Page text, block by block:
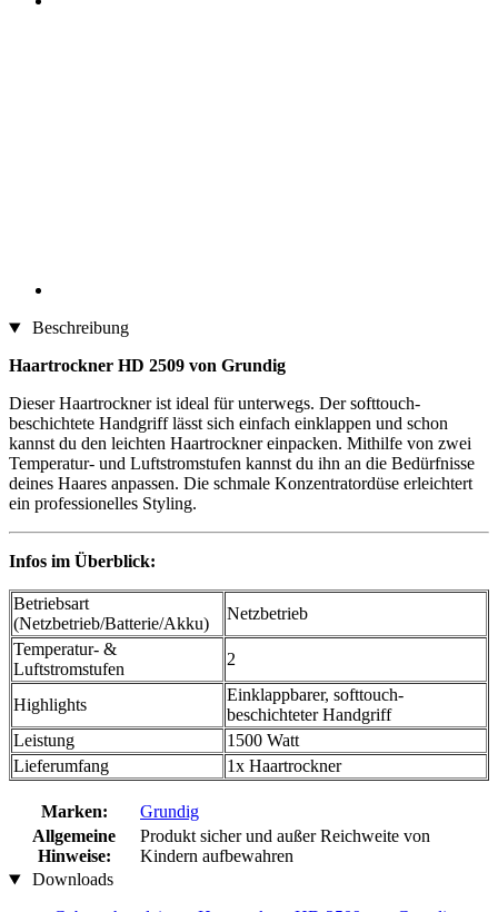
Beschreibung
Haartrockner HD 2509 von Grundig
Dieser Haartrockner ist ideal für unterwegs. Der softtouch-
beschichtete Handgriff lässt sich einfach einklappen und schon
kannst du den leichten Haartrockner einpacken. Mithilfe von zwei
Temperatur- und Luftstromstufen kannst du ihn an die Bedürfnisse
deines Haares anpassen. Die schmale Konzentratordüse erleichtert
ein professionelles Styling.
Infos im Überblick:
Betriebsart
(Netzbetrieb/Batterie/Akku)
Netzbetrieb
Temperatur- &
Luftstromstufen
2
Highlights
Einklappbarer, softtouch-
beschichteter Handgriff
Leistung
1500 Watt
Lieferumfang
1x Haartrockner
Marken:
Grundig
Allgemeine
Hinweise:
Produkt sicher und außer Reichweite von
Kindern aufbewahren
Downloads